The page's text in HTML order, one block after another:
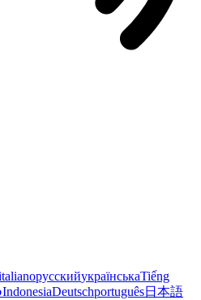
русскийукраїнськаTiếng
IndonesiaDeutschportuguês日本語